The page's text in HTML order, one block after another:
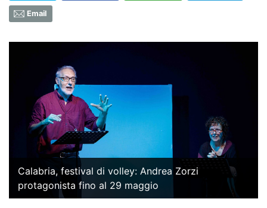
Email
Calabria, festival di volley: Andrea Zorzi
protagonista fino al 29 maggio